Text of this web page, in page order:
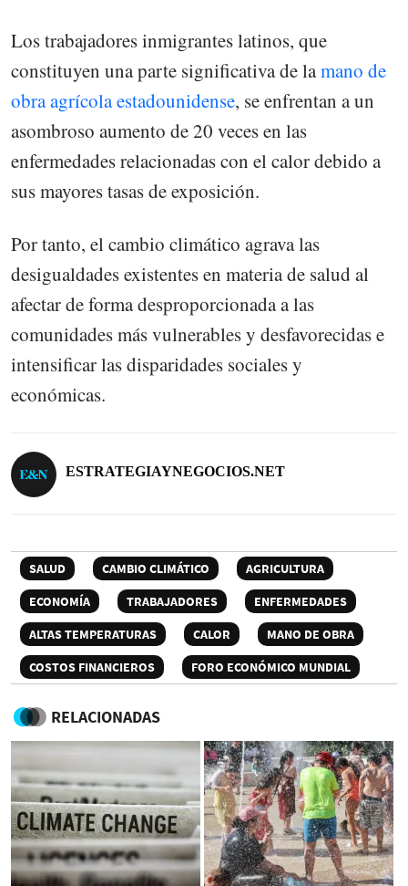
Los trabajadores inmigrantes latinos, que
constituyen una parte significativa de lamano de
obra agrícola estadounidense, se enfrentan a un
asombroso aumento de 20 veces en las
enfermedades relacionadas con el calor debido a
sus mayores tasas de exposición.
Por tanto, el cambio climático agrava las
desigualdades existentes en materia de salud al
afectar de forma desproporcionada a las
comunidades más vulnerables y desfavorecidas e
intensificar las disparidades sociales y
económicas.
ESTRATEGIAYNEGOCIOS.NET
SALUD CAMBIO CLIMÁTICO
AGRICULTURA
ECONOMÍA
TRABAJADORES
ENFERMEDADES
ALTAS TEMPERATURAS
CALOR
MANO DE OBRA
COSTOS FINANCIEROS
FORO ECONÓMICO MUNDIAL
RELACIONADAS